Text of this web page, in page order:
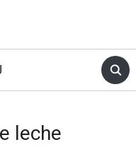
leche